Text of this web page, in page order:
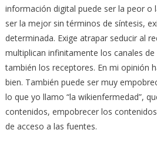
información digital puede ser la peor o
ser la mejor sin términos de síntesis,
determinada. Exige atrapar seducir al
multiplican infinitamente los canales
también los receptores. En mi opinión
bien. También puede ser muy
lo que yo llamo “la wikienfermedad”,
contenidos, empobrecer los
de acceso a las fuentes.